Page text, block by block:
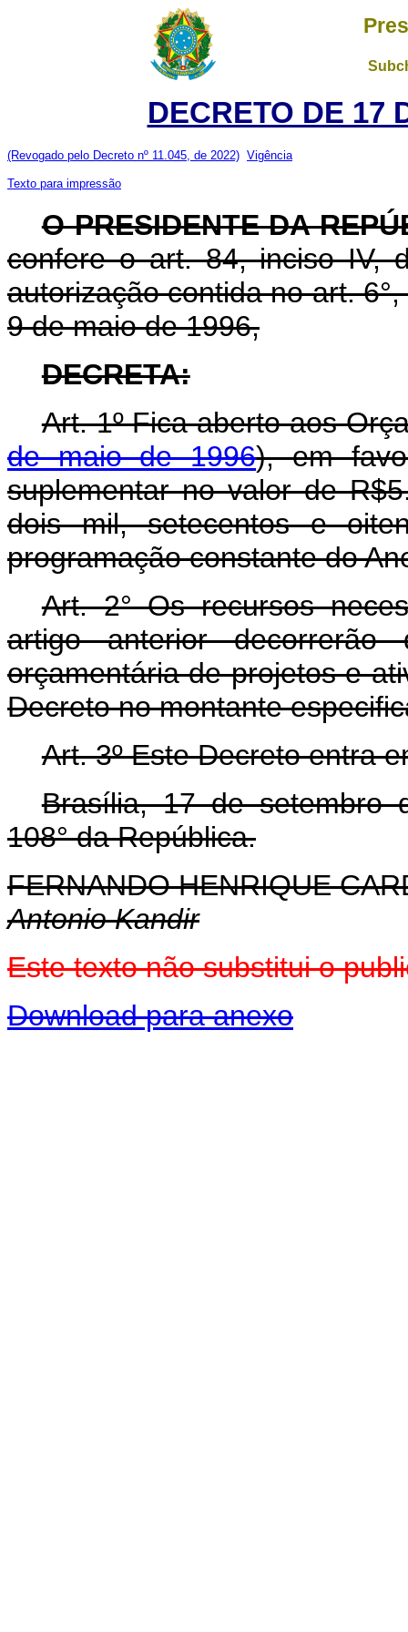
DECRETO DE 17
(Revogado pelo Decreto nº 11.045, de 2022) Vigência
Texto para impressão
O PRESIDENTE DA
confere o art. 84, inciso IV,
autorização contida no art.
9 de maio de 1996,
DECRETA:
Art. 1º Fica aberto aos
de maio de 1996), em
suplementar no valor de
dois mil, setecentos e
programação constante do
Art. 2° Os recursos
artigo anterior
orçamentária de projetos e
Decreto no montante
Art. 3º Este Decreto entra
Brasília, 17 de setembro
108° da República.
FERNANDO HENRIQUE
Antonio Kandir
Este texto não substitui o
Download para anexo